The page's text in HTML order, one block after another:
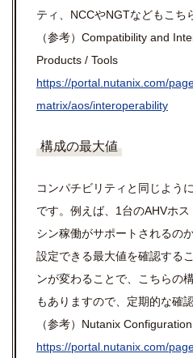
ティ、NCCやNGTなどもこち
（参考）Compatibility and
Products / Tools
https://portal.nutanix.com/
matrix/aos/interoperability
構成の最大値
コンパチビリティと同じよう
です。例えば、1台のAHVホ
シン稼働がサポートされるの
設定できる最大値を確認する
ンが変わることで、こちらの
もありますので、定期的な確
（参考）Nutanix
https://portal.nutanix.com/